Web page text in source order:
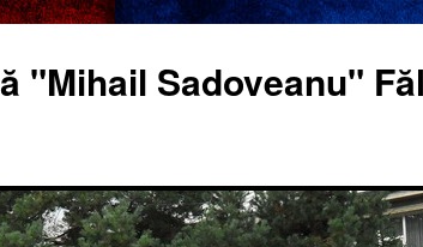
"Mihail Sadoveanu"